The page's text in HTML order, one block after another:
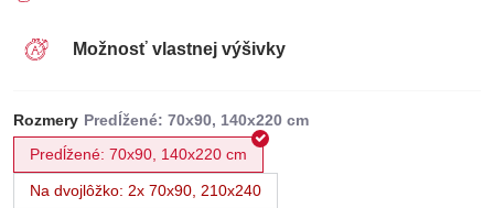
Možnosť vlastnej výšivky
Rozmery
Predĺžené: 70x90, 140x220 cm
Na dvojlôžko: 2x 70x90, 210x240